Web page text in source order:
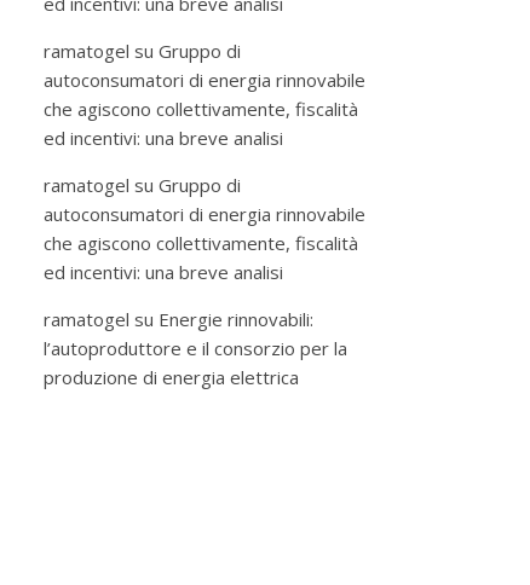
ramatogel su Gruppo di
autoconsumatori di energia rinnovabile
che agiscono collettivamente, fiscalità
ed incentivi: una breve analisi
ramatogel su Gruppo di
autoconsumatori di energia rinnovabile
che agiscono collettivamente, fiscalità
ed incentivi: una breve analisi
ramatogel su Energie rinnovabili:
l’autoproduttore e il consorzio per la
produzione di energia elettrica